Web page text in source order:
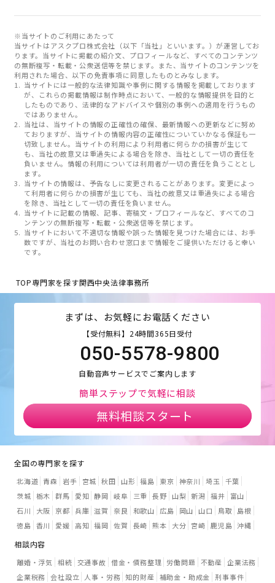
※当サイトのご利用にあたって
当サイトはアスクプロ株式会社（以下「当社」といいます。）が運営してお
ります。当サイトに掲載の紹介文、プロフィールなど、すべてのコンテンツ
の無断複写・転載・公衆送信等を禁じます。また、当サイトのコンテンツを
利用された場合、以下の免責事項に同意したものとみなします。
当サイトには一般的な法律知識や事例に関する情報を掲載しております
が、これらの掲載情報は制作時点において、一般的な情報提供を目的と
したものであり、法律的なアドバイスや個別の事例への適用を行うもの
ではありません。
当社は、当サイトの情報の正確性の確保、最新情報への更新などに努め
ておりますが、当サイトの情報内容の正確性についていかなる保証も一
切致しません。当サイトの利用により利用者に何らかの損害が生じて
も、当社の故意又は重過失による場合を除き、当社として一切の責任を
負いません。情報の利用については利用者が一切の責任を負うこととし
ます。
当サイトの情報は、予告なしに変更されることがあります。変更によっ
て利用者に何らかの損害が生じても、当社の故意又は重過失による場合
を除き、当社として一切の責任を負いません。
当サイトに記載の情報、記事、寄稿文・プロフィールなど、すべてのコ
ンテンツの無断複写・転載・公衆送信等を禁じます。
当サイトにおいて不適切な情報や誤った情報を見つけた場合には、お手
数ですが、当社のお問い合わせ窓口まで情報をご提供いただけると幸い
です。
TOP専門家を探す関西中央法律事務所
まずは、お気軽にお電話ください
【受付無料】24時間365日受付
050-5578-9800
自動音声サービスでご案内します
簡単ステップで気軽に相談
無料相談スタート
全国の専門家を探す
北海道 青森 岩手 宮城 秋田 山形 福島 東京 神奈川 埼玉
千葉
茨城 栃木 群馬 愛知 静岡 岐阜 三重 長野 山梨 新潟 福井
富山
石川
大阪 京都 兵庫 滋賀 奈良 和歌山 広島 岡山 山口 鳥取
島根
徳島 香川 愛媛 高知 福岡 佐賀 長崎 熊本 大分 宮崎 鹿児島 沖縄
相談内容
離婚・浮気 相続 交通事故 借金・債務整理 労働問題 不動産 企業法務
企業税務 会社設立 人事・労務 知的財産 補助金・助成金 刑事事件